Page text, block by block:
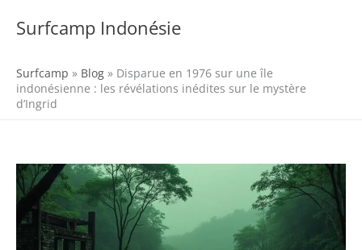
contenu
Surfcamp Indonésie
Surfcamp » Blog » Disparue en 1976 sur une île
indonésienne : les révélations inédites sur le mystère
d’Ingrid